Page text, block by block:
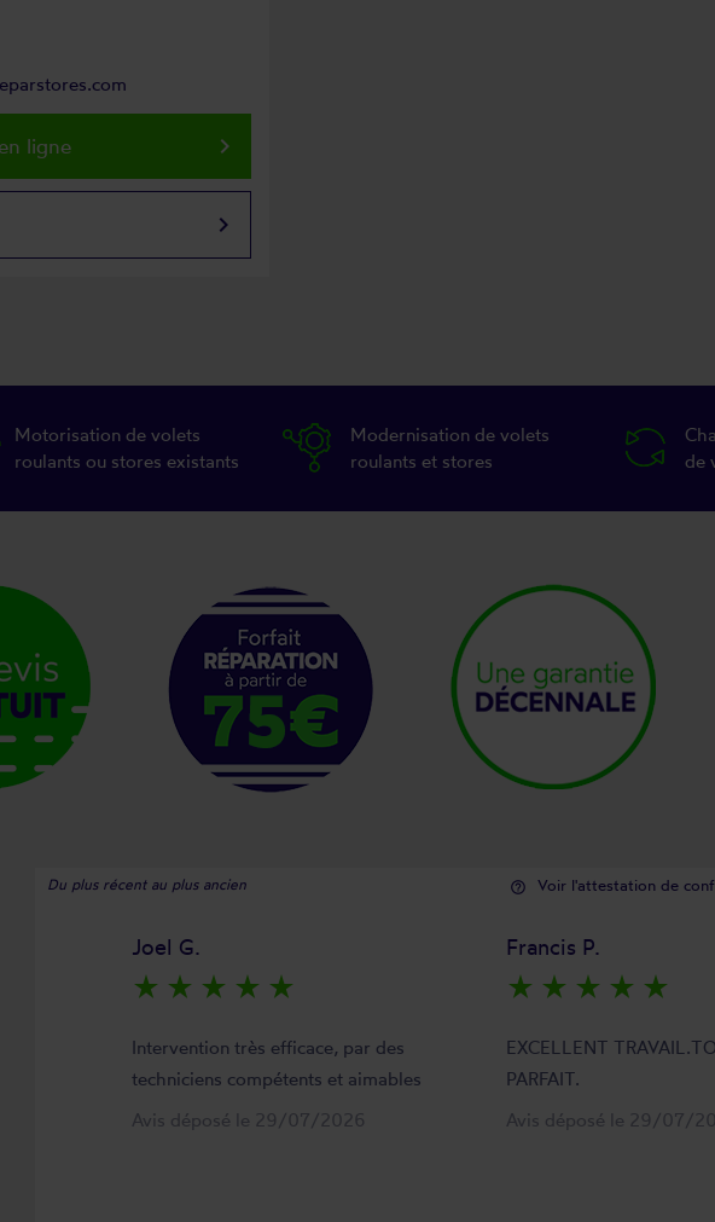
ligne keyboard_arrow_right
keyboard_arrow_right
Motorisation de volets
roulants ou stores existants
Modernisation de volets
roulants et stores
de
Du plus récent au plus ancien help_outline Voir l'attestation de
Joel G.
star_rate star_rate star_rate star_rate star_rate
Intervention très efficace, par des
techniciens compétents et aimables
Avis déposé le 29/07/2026
Francis P.
star_rate star_rate star_rate star_rate star_rate
EXCELLENT
PARFAIT.
Avis déposé le 29/07/